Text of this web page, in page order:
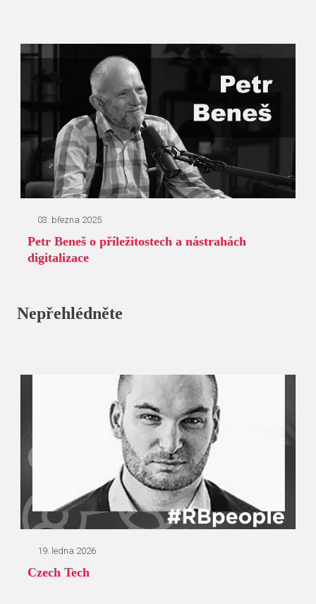
03. března 2025
Petr Beneš o příležitostech a nástrahách
digitalizace
Nepřehlédněte
19. ledna 2026
Czech Tech